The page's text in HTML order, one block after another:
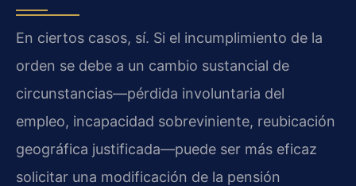
En ciertos casos, sí. Si el incumplimiento de la
orden se debe a un cambio sustancial de
circunstancias—pérdida involuntaria del
empleo, incapacidad sobreviniente, reubicación
geográfica justificada—puede ser más eficaz
solicitar una modificación de la pensión